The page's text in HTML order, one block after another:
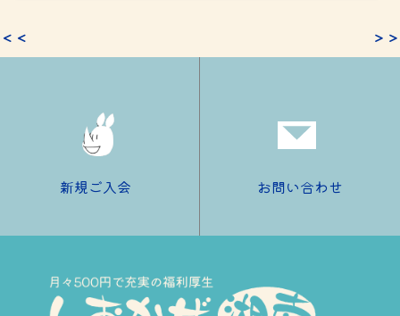
＜＜ ＞＞
新規ご入会 お問い合わせ